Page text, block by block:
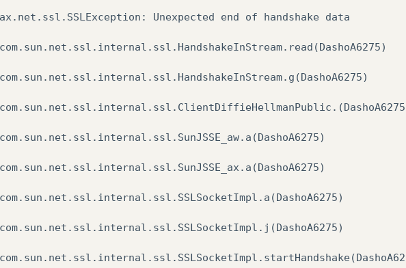
. net . ssl . SSLException : Unexpected end of handshake data
com. sun . net . ssl . internal . ssl . HandshakeInStream. read (DashoA6275)
com. sun . net . ssl . internal . ssl . HandshakeInStream. g (DashoA6275)
com. sun . net . ssl . internal . ssl . ClientDiffieHellmanPublic .(DashoA6275
com. sun . net . ssl . internal . ssl . SunJSSE_aw. a (DashoA6275)
com. sun . net . ssl . internal . ssl . SunJSSE_ax . a (DashoA6275)
com. sun . net . ssl . internal . ssl . SSLSocketImpl . a (DashoA6275)
com. sun . net . ssl . internal . ssl . SSLSocketImpl . j (DashoA6275)
com. sun . net . ssl . internal . ssl . SSLSocketImpl . startHandshake(